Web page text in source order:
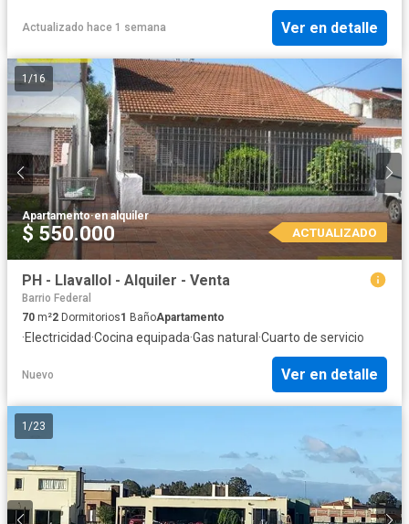
Actualizado hace 1 semana Ver en detalle
1 /16
Apartamento·en alquiler
$ 550.000 ACTUALIZADO
PH - Llavallol - Alquiler - Venta
Barrio Federal
70 m²2 Dormitorios1 BañoApartamento
·Electricidad·Cocina equipada·Gas natural ·Cuarto de servicio
Nuevo Ver en detalle
1 /23